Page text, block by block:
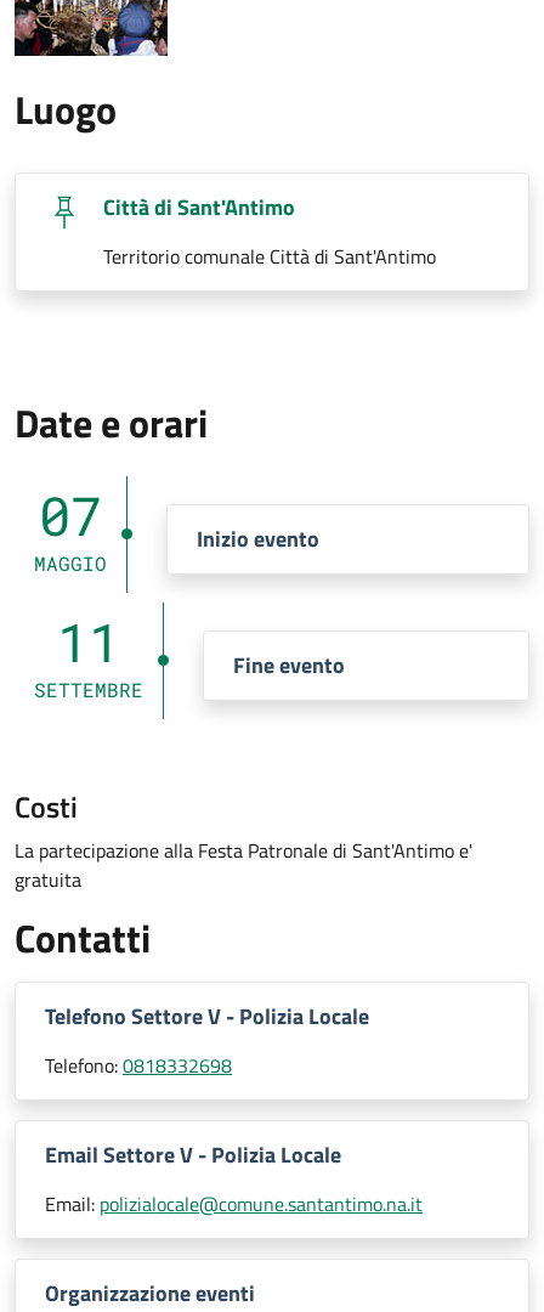
Luogo
Città di Sant'Antimo
Territorio comunale Città di Sant'Antimo
Date e orari
07
MAGGIO
Inizio evento
11
SETTEMBRE
Fine evento
Costi
La partecipazione alla Festa Patronale di Sant'Antimo e'
gratuita
Contatti
Telefono Settore V - Polizia Locale
Telefono:0818332698
Email Settore V - Polizia Locale
Email: polizialocale@comune.santantimo.na.it
Organizzazione eventi